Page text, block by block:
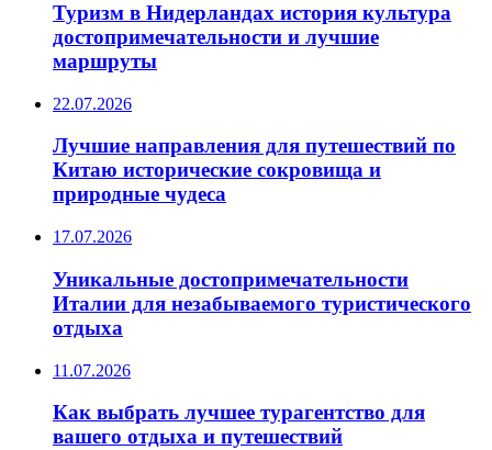
Туризм в Нидерландах история культура
достопримечательности и лучшие
маршруты
22.07.2026
Лучшие направления для путешествий по
Китаю исторические сокровища и
природные чудеса
17.07.2026
Уникальные достопримечательности
Италии для незабываемого туристического
отдыха
11.07.2026
Как выбрать лучшее турагентство для
вашего отдыха и путешествий